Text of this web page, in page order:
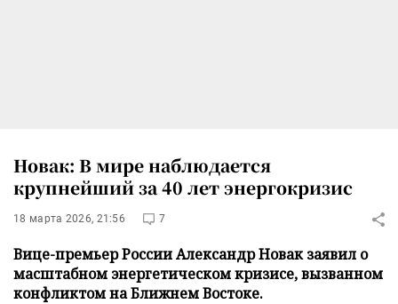
Новак: В мире наблюдается
крупнейший за 40 лет энергокризис
18 марта 2026, 21:56 7
Вице-премьер России Александр Новак заявил о
масштабном энергетическом кризисе, вызванном
конфликтом на Ближнем Востоке.